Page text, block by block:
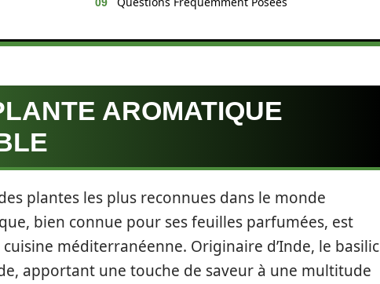
AROMATIQUE
plantes les plus reconnues dans le monde
bien connue pour ses feuilles parfumées, est
méditerranéenne. Originaire d’Inde, le basilic
apportant une touche de saveur à une multitude